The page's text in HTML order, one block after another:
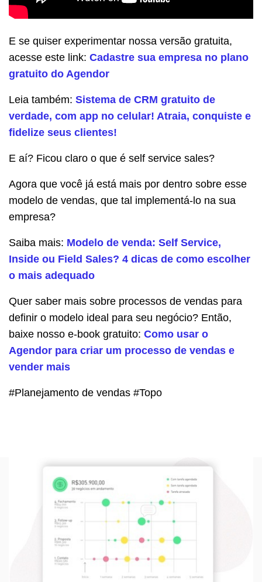
E se quiser experimentar nossa versão gratuita,
acesse este link: Cadastre sua empresa no plano
gratuito do Agendor
Leia também: Sistema de CRM gratuito de
verdade, com app no celular! Atraia, conquiste e
fidelize seus clientes!
E aí? Ficou claro o que é self service sales?
Agora que você já está mais por dentro sobre esse
modelo de vendas, que tal implementá-lo na sua
empresa?
Saiba mais: Modelo de venda: Self Service,
Inside ou Field Sales? 4 dicas de como escolher
o mais adequado
Quer saber mais sobre processos de vendas para
definir o modelo ideal para seu negócio? Então,
baixe nosso e-book gratuito: Como usar o
Agendor para criar um processo de vendas e
vender mais
#Planejamento de vendas #Topo